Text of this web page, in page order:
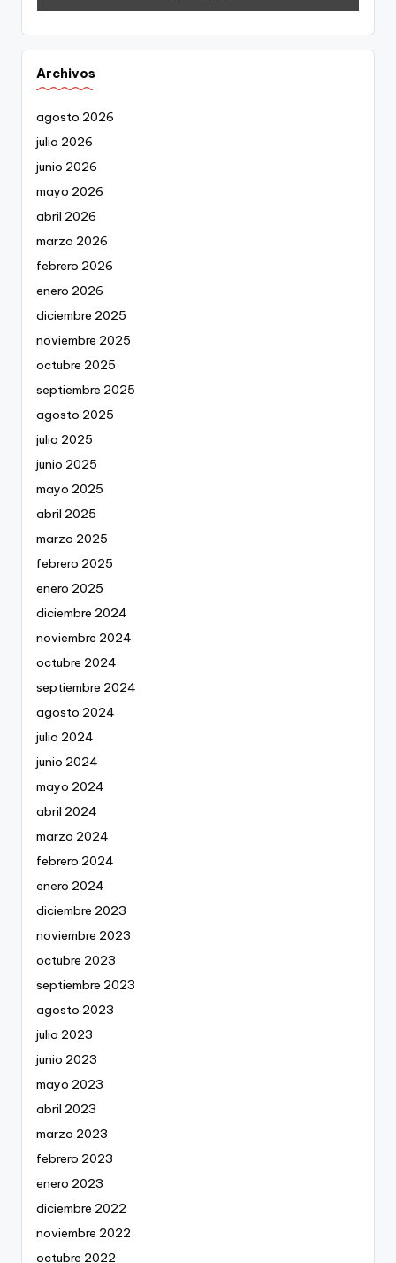
Archivos
agosto 2026
julio 2026
junio 2026
mayo 2026
abril 2026
marzo 2026
febrero 2026
enero 2026
diciembre 2025
noviembre 2025
octubre 2025
septiembre 2025
agosto 2025
julio 2025
junio 2025
mayo 2025
abril 2025
marzo 2025
febrero 2025
enero 2025
diciembre 2024
noviembre 2024
octubre 2024
septiembre 2024
agosto 2024
julio 2024
junio 2024
mayo 2024
abril 2024
marzo 2024
febrero 2024
enero 2024
diciembre 2023
noviembre 2023
octubre 2023
septiembre 2023
agosto 2023
julio 2023
junio 2023
mayo 2023
abril 2023
marzo 2023
febrero 2023
enero 2023
diciembre 2022
noviembre 2022
octubre 2022